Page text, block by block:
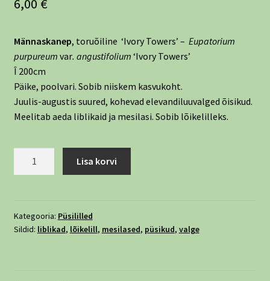
6,00 €
Männaskanep, toruõiline ‘Ivory Towers’ – Eupatorium
purpureum var. angustifolium ‘Ivory Towers’
Î 200cm
Päike, poolvari. Sobib niiskem kasvukoht.
Juulis-augustis suured, kohevad elevandiluuvalged õisikud.
Meelitab aeda liblikaid ja mesilasi. Sobib lõikelilleks.
-
Eupatorium
Lisa korvi
Kategooria: Püsililled
Sildid: liblikad, lõikelill, mesilased, püsikud, valge